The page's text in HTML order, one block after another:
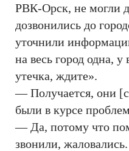
РВК-Орск, не могли
дозвонились до
уточнили
на весь город одна,
утечка, ждите».
— Получается, они
были в курсе
— Да, потому что
звонили, жаловались.